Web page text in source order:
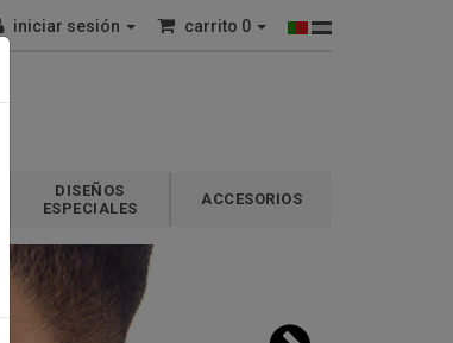
iniciar sesión carrito 0
DISEÑOS
ESPECIALES
ACCESORIOS